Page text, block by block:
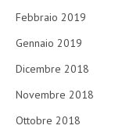
Febbraio 2019
Gennaio 2019
Dicembre 2018
Novembre 2018
Ottobre 2018